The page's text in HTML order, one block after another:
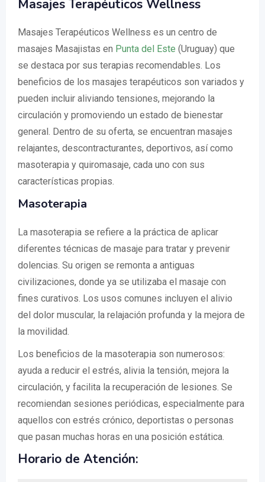
Masajes Terapéuticos Wellness
Masajes Terapéuticos Wellness es un centro de
masajes Masajistas en Punta del Este (Uruguay) que
se destaca por sus terapias recomendables. Los
beneficios de los masajes terapéuticos son variados y
pueden incluir aliviando tensiones, mejorando la
circulación y promoviendo un estado de bienestar
general. Dentro de su oferta, se encuentran masajes
relajantes, descontracturantes, deportivos, así como
masoterapia y quiromasaje, cada uno con sus
características propias.
Masoterapia
La masoterapia se refiere a la práctica de aplicar
diferentes técnicas de masaje para tratar y prevenir
dolencias. Su origen se remonta a antiguas
civilizaciones, donde ya se utilizaba el masaje con
fines curativos. Los usos comunes incluyen el alivio
del dolor muscular, la relajación profunda y la mejora de
la movilidad.
Los beneficios de la masoterapia son numerosos:
ayuda a reducir el estrés, alivia la tensión, mejora la
circulación, y facilita la recuperación de lesiones. Se
recomiendan sesiones periódicas, especialmente para
aquellos con estrés crónico, deportistas o personas
que pasan muchas horas en una posición estática.
Horario de Atención: